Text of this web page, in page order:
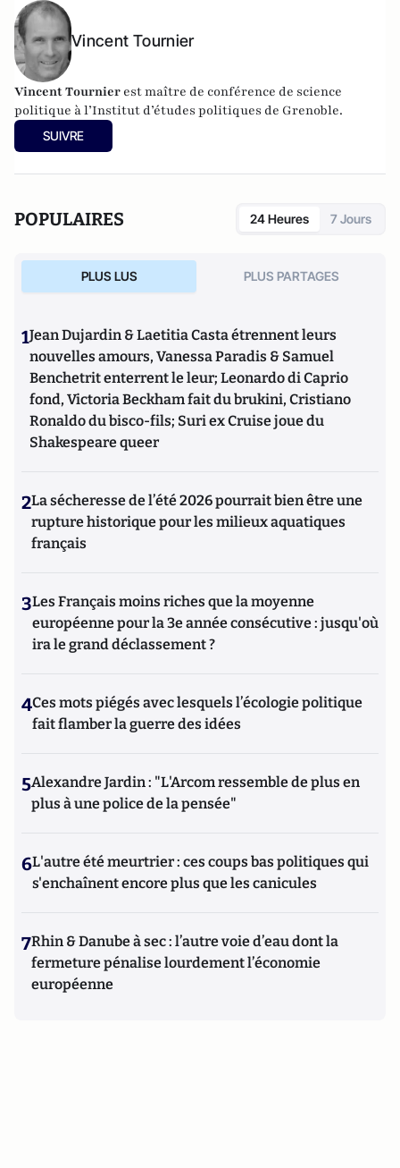
Vincent Tournier
Vincent Tournier est maître de conférence de science
politique à l’Institut d’études politiques de Grenoble.
SUIVRE
POPULAIRES 24 Heures 7 Jours
PLUS LUS PLUS PARTAGES
1Jean Dujardin & Laetitia Casta étrennent leurs
nouvelles amours, Vanessa Paradis & Samuel
Benchetrit enterrent le leur; Leonardo di Caprio
fond, Victoria Beckham fait du brukini, Cristiano
Ronaldo du bisco-fils; Suri ex Cruise joue du
Shakespeare queer
2La sécheresse de l’été 2026 pourrait bien être une
rupture historique pour les milieux aquatiques
français
3Les Français moins riches que la moyenne
européenne pour la 3e année consécutive : jusqu'où
ira le grand déclassement ?
4Ces mots piégés avec lesquels l’écologie politique
fait flamber la guerre des idées
5Alexandre Jardin : "L'Arcom ressemble de plus en
plus à une police de la pensée"
6L'autre été meurtrier : ces coups bas politiques qui
s'enchaînent encore plus que les canicules
7Rhin & Danube à sec : l’autre voie d’eau dont la
fermeture pénalise lourdement l’économie
européenne